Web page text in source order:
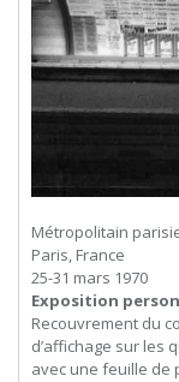
Métropolitain
Paris, France
25-31 mars 1970
Exposition
Recouvrement du
d’affichage sur les
avec une feuille de